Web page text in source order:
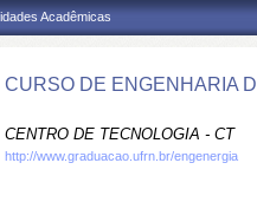
Acadêmicas
CURSO DE ENGENHARIA
CENTRO DE TECNOLOGIA - CT
http://www.graduacao.ufrn.br/engenergia